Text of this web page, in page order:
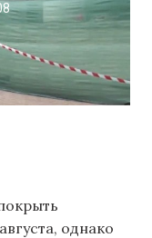
однако